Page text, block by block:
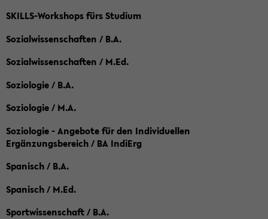
SKILLS-Workshops fürs Studium
Sozialwissenschaften / B.A.
Sozialwissenschaften / M.Ed.
Soziologie / B.A.
Soziologie / M.A.
Soziologie - Angebote für den Individuellen
Ergänzungsbereich / BA IndiErg
Spanisch / B.A.
Spanisch / M.Ed.
Sportwissenschaft / B.A.